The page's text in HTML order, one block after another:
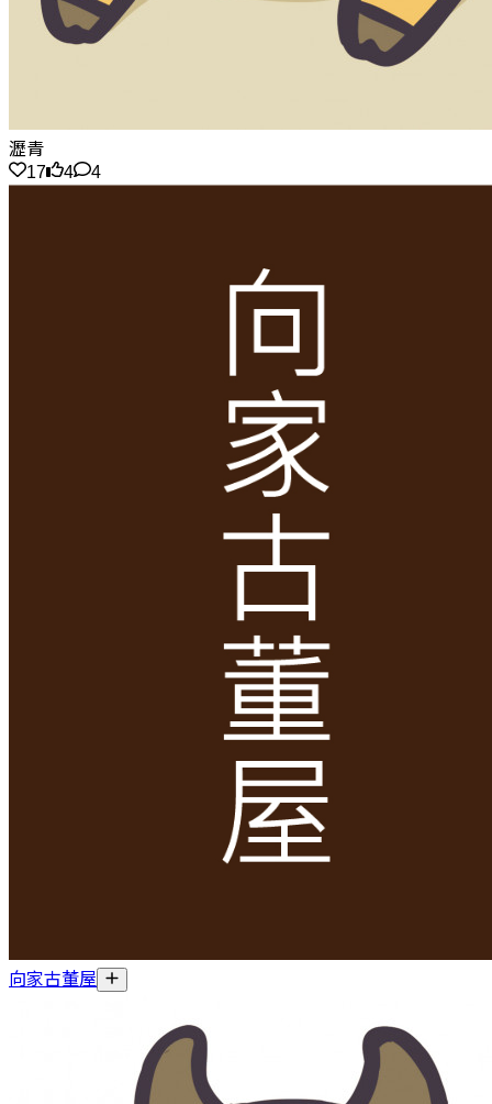
瀝青
17
4 4
向家古董屋